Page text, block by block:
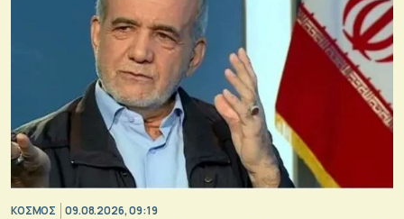
ΚΟΣΜΟΣ 09.08.2026, 09:19